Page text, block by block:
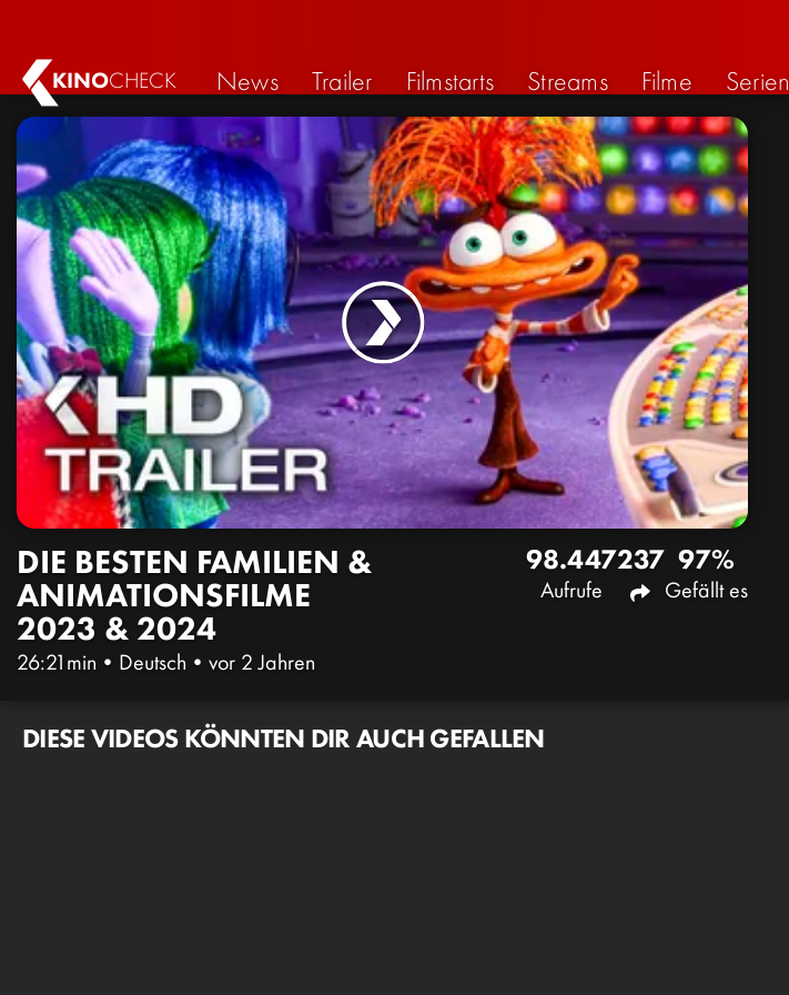
KINOCHECK News Trailer Filmstarts Streams Filme Serien
DIE BESTEN FAMILIEN &
ANIMATIONSFILME
2023 & 2024
26:21min • Deutsch • vor 2 Jahren
98.447
Aufrufe
237 97%
Gefällt es
DIESE VIDEOS KÖNNTEN DIR AUCH GEFALLEN